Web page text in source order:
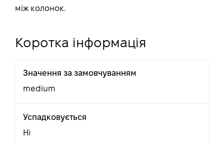
між колонок.
Коротка інформація
Значення за замовчуванням
medium
Успадковується
Ні